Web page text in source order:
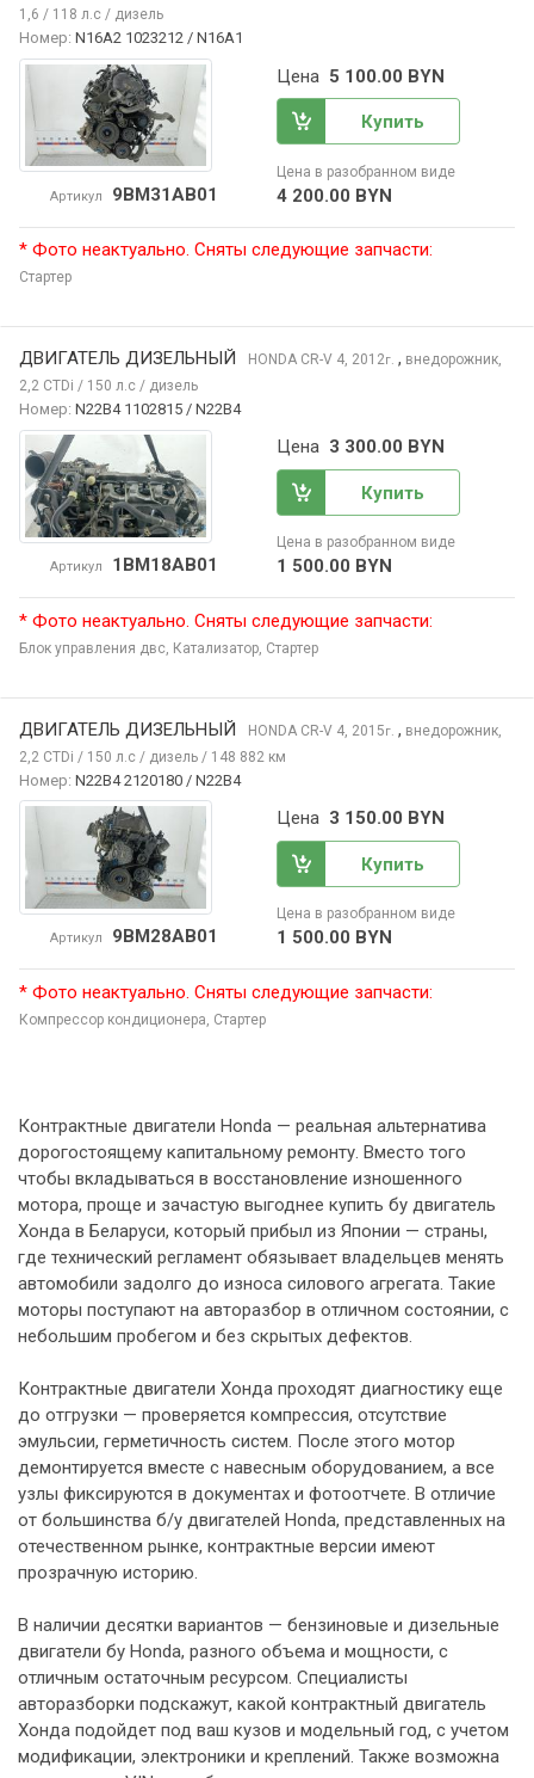
1,6 / 118 л.с / дизель
Номер: N16A2 1023212 / N16A1
Артикул 9BM31AB01
Цена 5 100.00 BYN
Купить
Цена в разобранном виде
4 200.00 BYN
* Фото неактуально. Сняты следующие запчасти:
Стартер
ДВИГАТЕЛЬ ДИЗЕЛЬНЫЙ HONDA CR-V 4, 2012г. , внедорожник,
2,2 CTDi / 150 л.с / дизель
Номер: N22B4 1102815 / N22B4
Артикул 1BM18AB01
Цена 3 300.00 BYN
Купить
Цена в разобранном виде
1 500.00 BYN
* Фото неактуально. Сняты следующие запчасти:
Блок управления двс, Катализатор, Стартер
ДВИГАТЕЛЬ ДИЗЕЛЬНЫЙ HONDA CR-V 4, 2015г. , внедорожник,
2,2 CTDi / 150 л.с / дизель / 148 882 км
Номер: N22B4 2120180 / N22B4
Артикул 9BM28AB01
Цена 3 150.00 BYN
Купить
Цена в разобранном виде
1 500.00 BYN
* Фото неактуально. Сняты следующие запчасти:
Компрессор кондиционера, Стартер
Контрактные двигатели Honda — реальная альтернатива
дорогостоящему капитальному ремонту. Вместо того
чтобы вкладываться в восстановление изношенного
мотора, проще и зачастую выгоднее купить бу двигатель
Хонда в Беларуси, который прибыл из Японии — страны,
где технический регламент обязывает владельцев менять
автомобили задолго до износа силового агрегата. Такие
моторы поступают на авторазбор в отличном состоянии, с
небольшим пробегом и без скрытых дефектов.
Контрактные двигатели Хонда проходят диагностику еще
до отгрузки — проверяется компрессия, отсутствие
эмульсии, герметичность систем. После этого мотор
демонтируется вместе с навесным оборудованием, а все
узлы фиксируются в документах и фотоотчете. В отличие
от большинства б/у двигателей Honda, представленных на
отечественном рынке, контрактные версии имеют
прозрачную историю.
В наличии десятки вариантов — бензиновые и дизельные
двигатели бу Honda, разного объема и мощности, с
отличным остаточным ресурсом. Специалисты
авторазборки подскажут, какой контрактный двигатель
Хонда подойдет под ваш кузов и модельный год, с учетом
модификации, электроники и креплений. Также возможна